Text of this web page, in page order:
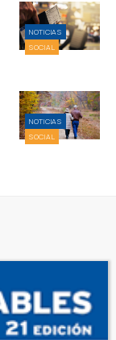
NOTICIAS
SOCIAL
NOTICIAS
SOCIAL